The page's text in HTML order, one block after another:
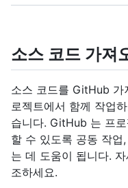
소스 코드 가져
소스 코드를 GitHub 가
로젝트에서 함께 작업
습니다. GitHub 는 프
할 수 있도록 공동 작
는 데 도움이 됩니다.
조하세요.